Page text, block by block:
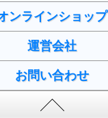
ンラインショップ
運営会社
お問い合わせ